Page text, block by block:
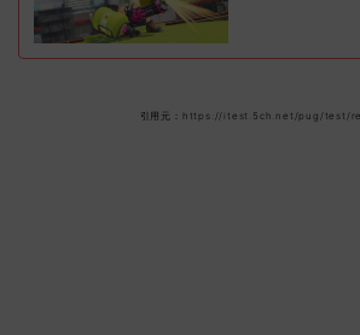
引用元：https://itest.5ch.net/pug/test/